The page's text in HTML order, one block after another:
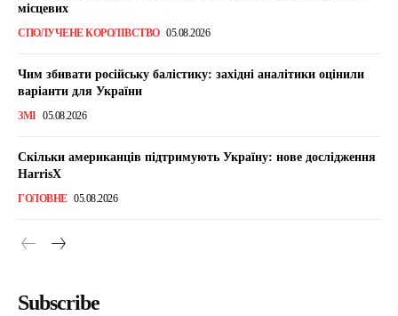
місцевих
СПОЛУЧЕНЕ КОРОЛІВСТВО 05.08.2026
Чим збивати російську балістику: західні аналітики оцінили
варіанти для України
ЗМІ 05.08.2026
Скільки американців підтримують Україну: нове дослідження
HarrisX
ГОЛОВНЕ 05.08.2026
Subscribe